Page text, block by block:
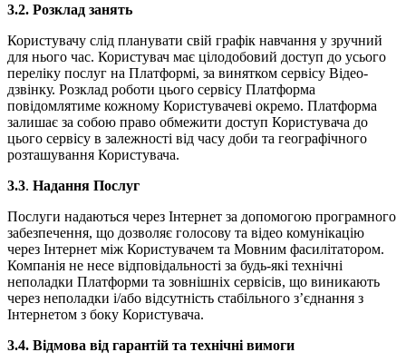
3.2. Розклад занять
Користувачу слід планувати свій графік навчання у зручний
для нього час. Користувач має цілодобовий доступ до усього
переліку послуг на Платформі, за винятком сервісу Відео-
дзвінку. Розклад роботи цього сервісу Платформа
повідомлятиме кожному Користувачеві окремо. Платформа
залишає за собою право обмежити доступ Користувача до
цього сервісу в залежності від часу доби та географічного
розташування Користувача.
3.3. Надання Послуг
Послуги надаються через Інтернет за допомогою програмного
забезпечення, що дозволяє голосову та відео комунікацію
через Інтернет між Користувачем та Мовним фасилітатором.
Компанія не несе відповідальності за будь-які технічні
неполадки Платформи та зовнішніх сервісів, що виникають
через неполадки і/або відсутність стабільного з’єднання з
Інтернетом з боку Користувача.
3.4. Відмова від гарантій та технічні вимоги